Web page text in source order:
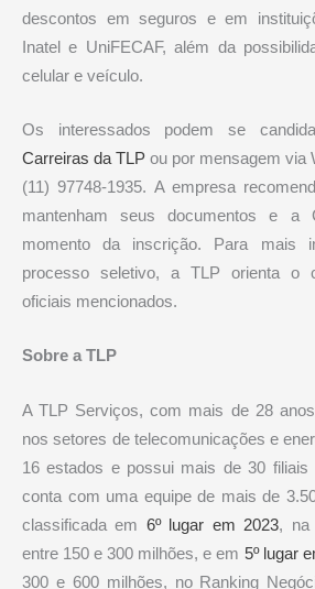
descontos em seguros e em
Inatel e UniFECAF, além da
celular e veículo.
Os interessados podem se
Carreiras da TLP ou por mensagem via
(11) 97748-1935. A empresa
mantenham seus documentos e a
momento da inscrição. Para mais
processo seletivo, a TLP orienta o
oficiais mencionados.
Sobre a TLP
A TLP Serviços, com mais de 28
nos setores de telecomunicações e
16 estados e possui mais de 30 filiais
conta com uma equipe de mais de
classificada em 6º lugar em 2023, na
entre 150 e 300 milhões, e em 5º lugar
300 e 600 milhões, no Ranking